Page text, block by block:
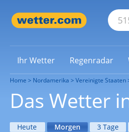
Ihr Wetter Regenradar
Home Nordamerika Vereinigte Staaten
Das Wetter
Heute Morgen 3 Tage